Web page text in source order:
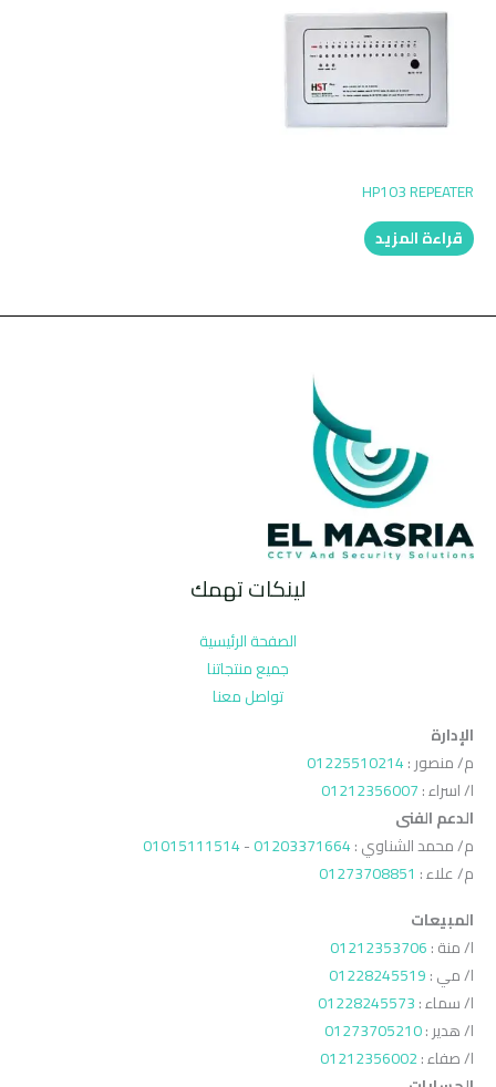
HP103 REPEATER
قراءة المزيد
لينكات تهمك
الصفحة الرئيسية
جميع منتجاتنا
تواصل معنا
الإدارة
م/ منصور :01225510214
ا/ اسراء :01212356007
الدعم الفنى
م/ محمد الشناوي :01203371664
-
01015111514
م/ علاء : 01273708851
المبيعات
ا/ منة :01212353706
ا/ مي :01228245519
ا/ سماء :01228245573
ا/ هدير :01273705210
ا/ صفاء :01212356002